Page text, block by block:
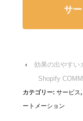
サ
‹
効果の出やすい
Shopify
カテゴリー: サービス,
ートメーション